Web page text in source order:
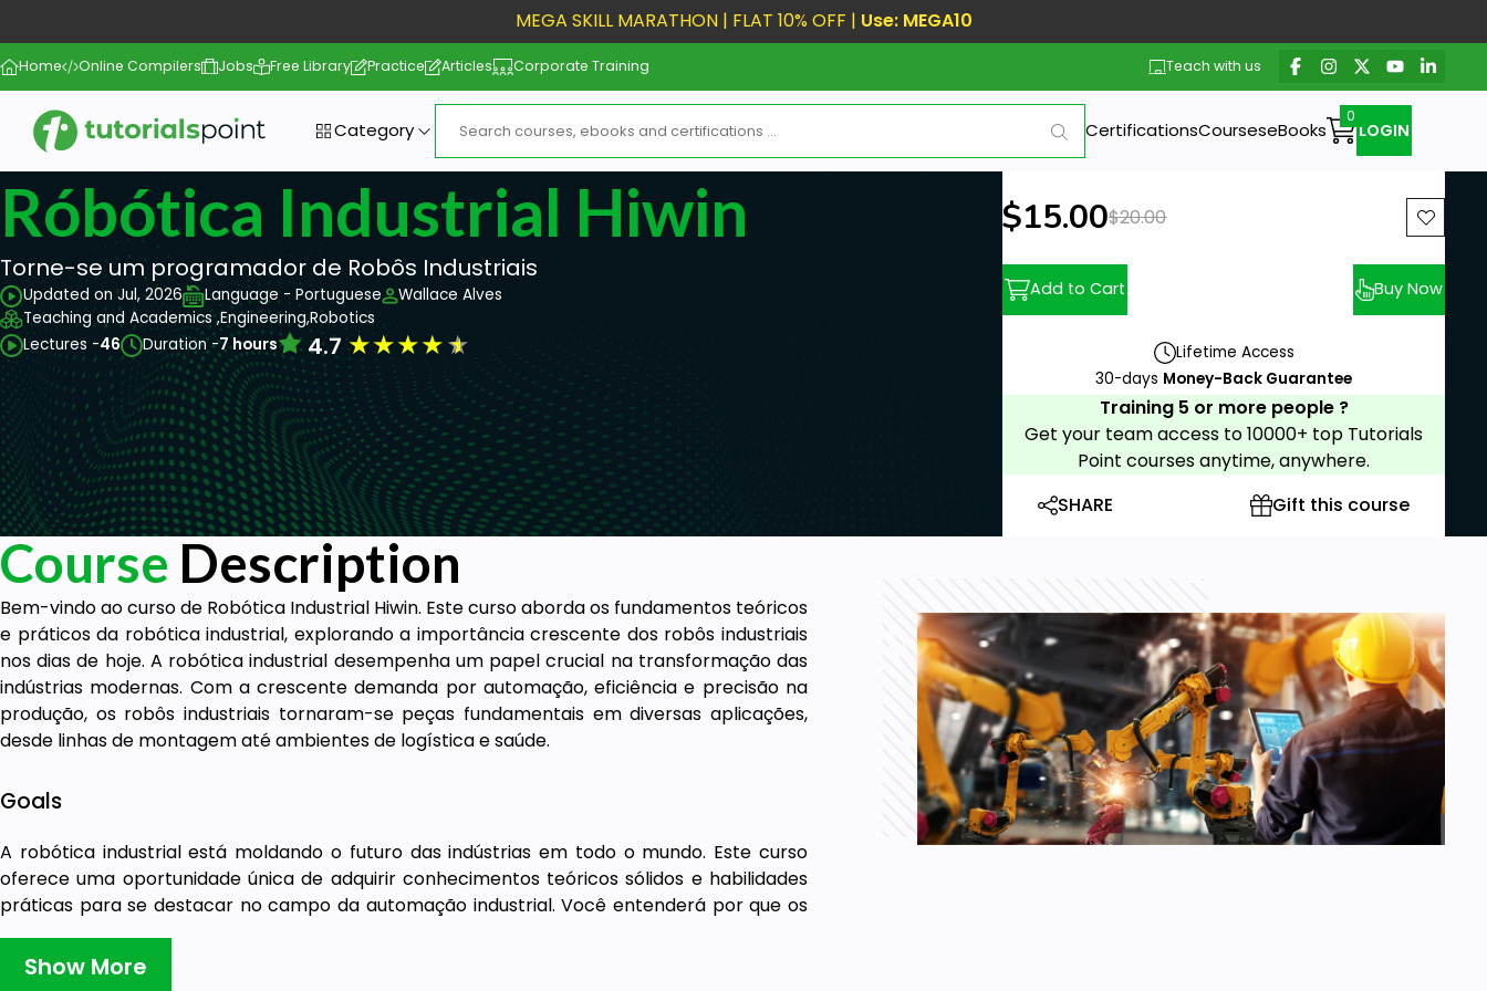
MEGA SKILL MARATHON | FLAT 10% OFF | Use: MEGA10
Home Online Compilers Jobs Free Library Practice Articles Corporate Training Teach with us
Category CertificationsCourseseBooks LOGIN
Róbótica Industrial Hiwin
Torne-se um programador de Robôs Industriais
Updated on Jul, 2026 Language - Portuguese
Wallace Alves
Teaching and Academics ,Engineering,Robotics
Lectures -46 Duration -7 hours 4.7★★★★★
New price:
$15.00Previous price:
$20.00
Add to Cart Buy Now
Lifetime Access
30-days Money-Back Guarantee
Training 5 or more people ?
Get your team access to 10000+ top Tutorials
Point courses anytime, anywhere.
SHARE
Gift this course
Course Description
Bem-vindo ao curso de Robótica Industrial Hiwin. Este curso aborda os fundamentos teóricos
e práticos da robótica industrial, explorando a importância crescente dos robôs industriais
nos dias de hoje. A robótica industrial desempenha um papel crucial na transformação das
indústrias modernas. Com a crescente demanda por automação, eficiência e precisão na
produção, os robôs industriais tornaram-se peças fundamentais em diversas aplicações,
desde linhas de montagem até ambientes de logística e saúde.
Goals
A robótica industrial está moldando o futuro das indústrias em todo o mundo. Este curso
oferece uma oportunidade única de adquirir conhecimentos teóricos sólidos e habilidades
práticas para se destacar no campo da automação industrial. Você entenderá por que os
robôs industriais são essenciais nos dias de hoje:
Aumento da produtividade e eficiência.
Show More